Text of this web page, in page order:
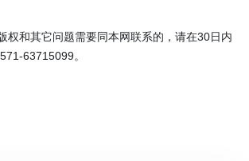
权和其它问题需要同本网联系的，请在30日内
63715099。